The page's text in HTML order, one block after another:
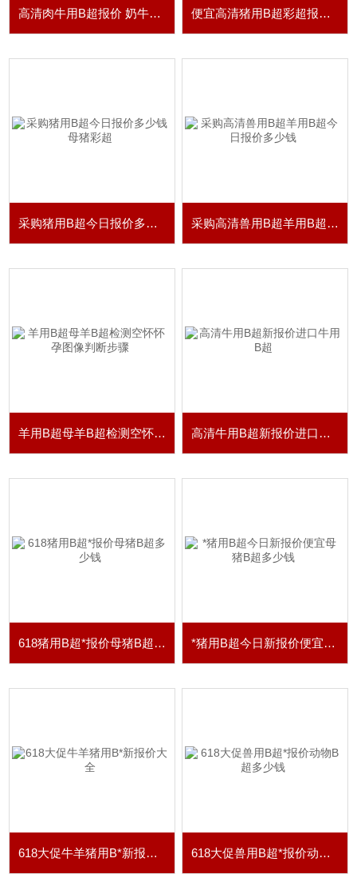
高清肉牛用B超报价 奶牛用B超机多少钱 便宜高清猪用B超彩超报价母猪B超多少钱
采购猪用B超今日报价多少钱母猪彩超 采购高清兽用B超羊用B超今日报价多少钱
羊用B超母羊B超检测空怀怀孕图像判断步骤 高清牛用B超新报价进口牛用B超
618猪用B超*报价母猪B超多少钱 *猪用B超今日新报价便宜母猪B超多少钱
618大促牛羊猪用B*新报价大全 618大促兽用B超*报价动物B超多少钱